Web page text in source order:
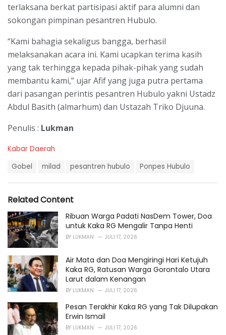
terlaksana berkat partisipasi aktif para alumni dan
sokongan pimpinan pesantren Hubulo.
“Kami bahagia sekaligus bangga, berhasil
melaksanakan acara ini. Kami ucapkan terima kasih
yang tak terhingga kepada pihak-pihak yang sudah
membantu kami,” ujar Afif yang juga putra pertama
dari pasangan perintis pesantren Hubulo yakni Ustadz
Abdul Basith (almarhum) dan Ustazah Triko Djuuna.
Penulis : Lukman
C
r
i
e
s
:
Kabar Daerah
:
Gobel milad pesantren hubulo Ponpes Hubulo
Related Content
Ribuan Warga Padati NasDem Tower, Doa
untuk Kaka RG Mengalir Tanpa Henti
BY LUKMAN JULI 17, 2026
Air Mata dan Doa Mengiringi Hari Ketujuh
Kaka RG, Ratusan Warga Gorontalo Utara
Larut dalam Kenangan
BY LUKMAN JULI 17, 2026
Pesan Terakhir Kaka RG yang Tak Dilupakan
Erwin Ismail
BY LUKMAN JULI 17, 2026